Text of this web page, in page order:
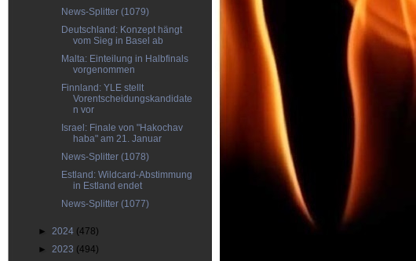
News-Splitter (1079)
Deutschland: Konzept hängt
vom Sieg in Basel ab
Malta: Einteilung in Halbfinals
vorgenommen
Finnland: YLE stellt
Vorentscheidungskandidate
n vor
Israel: Finale von "Hakochav
haba" am 21. Januar
News-Splitter (1078)
Estland: Wildcard-Abstimmung
in Estland endet
News-Splitter (1077)
► 2024 (478)
► 2023 (494)